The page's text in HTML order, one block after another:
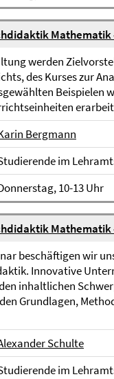
werden
des Kurses zur
Beispielen
Bergmann
im
10-13 Uhr
beschäftigen wir
Innovative
inhaltlichen
Grundlagen,
Schulte
im